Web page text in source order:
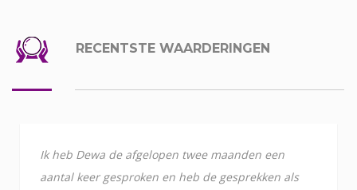
RECENTSTE WAARDERINGEN
Ik heb Dewa de afgelopen twee maanden een
aantal keer gesproken en heb de gesprekken als